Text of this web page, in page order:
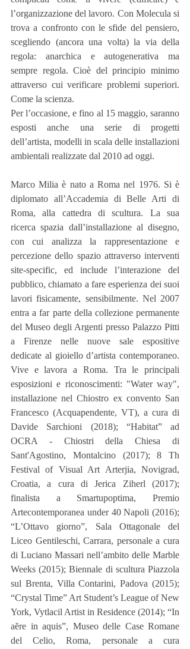
l’organizzazione del lavoro. Con Molecula si
trova a confronto con le sfide del pensiero,
scegliendo (ancora una volta) la via della
regola: anarchica e autogenerativa ma
sempre regola. Cioè del principio minimo
attraverso cui verificare problemi superiori.
Come la scienza.
Per l’occasione, e fino al 15 maggio, saranno
esposti anche una serie di progetti
dell’artista, modelli in scala delle installazioni
ambientali realizzate dal 2010 ad oggi.
Marco Milia è nato a Roma nel 1976. Si è
diplomato all’Accademia di Belle Arti di
Roma, alla cattedra di scultura. La sua
ricerca spazia dall’installazione al disegno,
con cui analizza la rappresentazione e
percezione dello spazio attraverso interventi
site-specific, ed include l’interazione del
pubblico, chiamato a fare esperienza dei suoi
lavori fisicamente, sensibilmente. Nel 2007
entra a far parte della collezione permanente
del Museo degli Argenti presso Palazzo Pitti
a Firenze nelle nuove sale espositive
dedicate al gioiello d’artista contemporaneo.
Vive e lavora a Roma. Tra le principali
esposizioni e riconoscimenti: "Water way",
installazione nel Chiostro ex convento San
Francesco (Acquapendente, VT), a cura di
Davide Sarchioni (2018); “Habitat” ad
OCRA - Chiostri della Chiesa di
Sant'Agostino, Montalcino (2017); 8 Th
Festival of Visual Art Arterjia, Novigrad,
Croatia, a cura di Jerica Ziherl (2017);
finalista a Smartupoptima, Premio
Artecontemporanea under 40 Napoli (2016);
“L’Ottavo giorno”, Sala Ottagonale del
Liceo Gentileschi, Carrara, personale a cura
di Luciano Massari nell’ambito delle Marble
Weeks (2015); Biennale di scultura Piazzola
sul Brenta, Villa Contarini, Padova (2015);
“Crystal Time” Art Student’s League of New
York, Vytlacil Artist in Residence (2014); “In
aĕre in aquis”, Museo delle Case Romane
del Celio, Roma, personale a cura